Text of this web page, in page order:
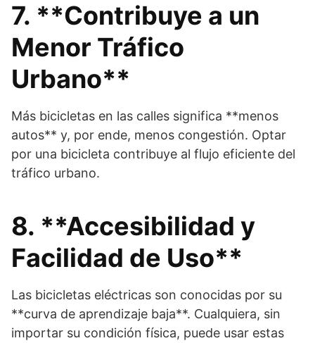
7. **Contribuye a un
Menor Tráfico
Urbano**
Más bicicletas en las calles significa **menos
autos** y, por ende, menos congestión. Optar
por una bicicleta contribuye al flujo eficiente del
tráfico urbano.
8. **Accesibilidad y
Facilidad de Uso**
Las bicicletas eléctricas son conocidas por su
**curva de aprendizaje baja**. Cualquiera, sin
importar su condición física, puede usar estas